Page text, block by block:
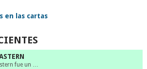
en las cartas
fue un …